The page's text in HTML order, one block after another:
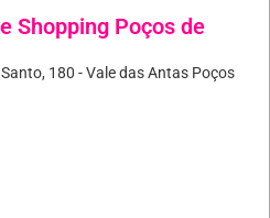
Shopping Poços de
180 - Vale das Antas Poços